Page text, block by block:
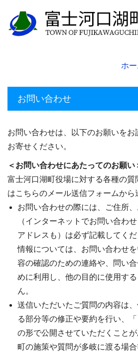
ホー
お問い合わせ
お問い合わせは、以下のお願いをお
お寄せください。
＜お問い合わせにあたってのお願い
富士河口湖町役場に対する各種の
はこちらのメール送信フォームから
お問い合わせの際には、ご住所
（インターネットでお問い合わ
アドレスも）は必ず記載してく
情報については、お問い合わせ
容の確認のための連絡や、問い
めに利用し、他の目的に使用す
ん。
送信いただいたご質問の内容は
る部分等の修正や要約を行い、
の形で公開させていただくことが
町の施策や質問が多岐に渡る場